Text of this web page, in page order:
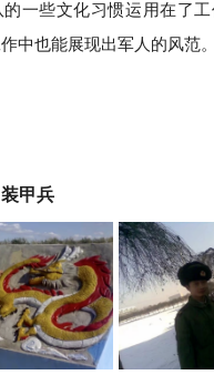
一些文化习惯运用在了
中也能展现出军人的风范。
甲兵